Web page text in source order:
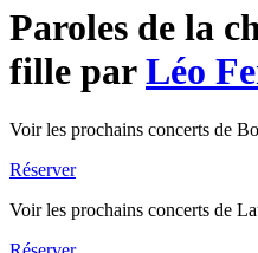
Paroles de la
fille parLéo
Voir les prochains concerts de
Réserver
Voir les prochains concerts de